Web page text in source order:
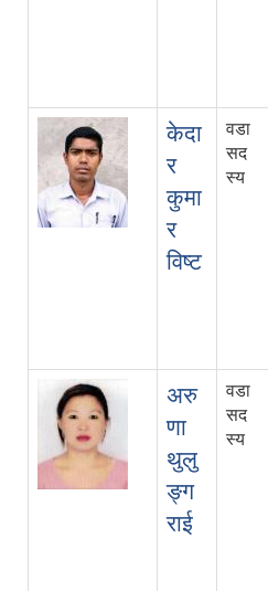
केदा
र
कुमा
र
विष्ट
वडा
सद
स्य
अरु
णा
थुलु
ङ्ग
राई
वडा
सद
स्य